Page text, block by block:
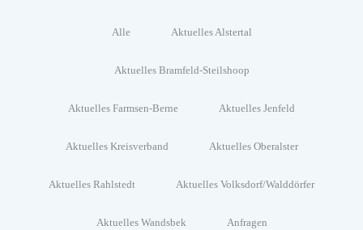
Alle Aktuelles Alstertal
Aktuelles Bramfeld-Steilshoop
Aktuelles Farmsen-Berne Aktuelles Jenfeld
Aktuelles Kreisverband Aktuelles Oberalster
Aktuelles Rahlstedt Aktuelles Volksdorf/Walddörfer
Aktuelles Wandsbek Anfragen